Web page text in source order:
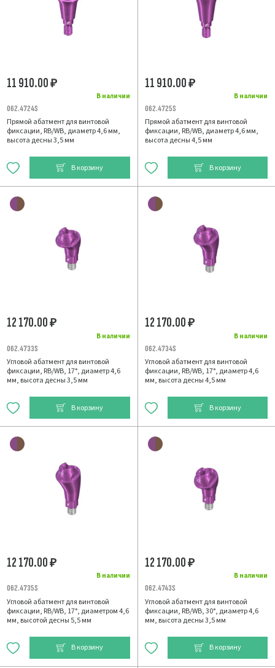
В наличии
11 910.00₽
062.4724S
Прямой абатмент для винтовой
фиксации, RB/WB, диаметр 4,6 мм,
высота десны 3,5 мм
В корзину
В наличии
11 910.00₽
062.4725S
Прямой абатмент для винтовой
фиксации, RB/WB, диаметр 4,6 мм,
высота десны 4,5 мм
В корзину
В наличии
12 170.00₽
062.4733S
Угловой абатмент для винтовой
фиксации, RB/WB, 17°, диаметр 4,6
мм, высота десны 3,5 мм
В корзину
В наличии
12 170.00₽
062.4734S
Угловой абатмент для винтовой
фиксации, RB/WB, 17°, диаметр 4,6
мм, высота десны 4,5 мм
В корзину
В наличии
12 170.00₽
062.4735S
Угловой абатмент для винтовой
фиксации, RB/WB, 17°, диаметром 4,6
мм, высотой десны 5,5 мм
В корзину
В наличии
12 170.00₽
062.4743S
Угловой абатмент для винтовой
фиксации, RB/WB, 30°, диаметр 4,6
мм, высота десны 3,5 мм
В корзину